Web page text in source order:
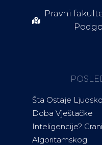
Pravni
Šta Ostaje
Doba Vještačke
Inteligencije?
Algoritamskog